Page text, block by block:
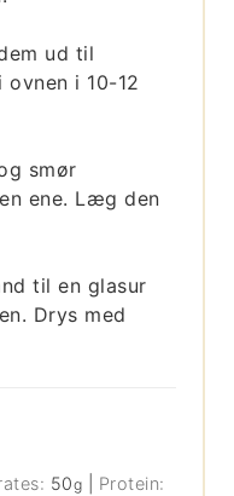
ud til
ovnen i 10-12
smør
ene. Læg den
til en glasur
Drys med
50g
Protein: